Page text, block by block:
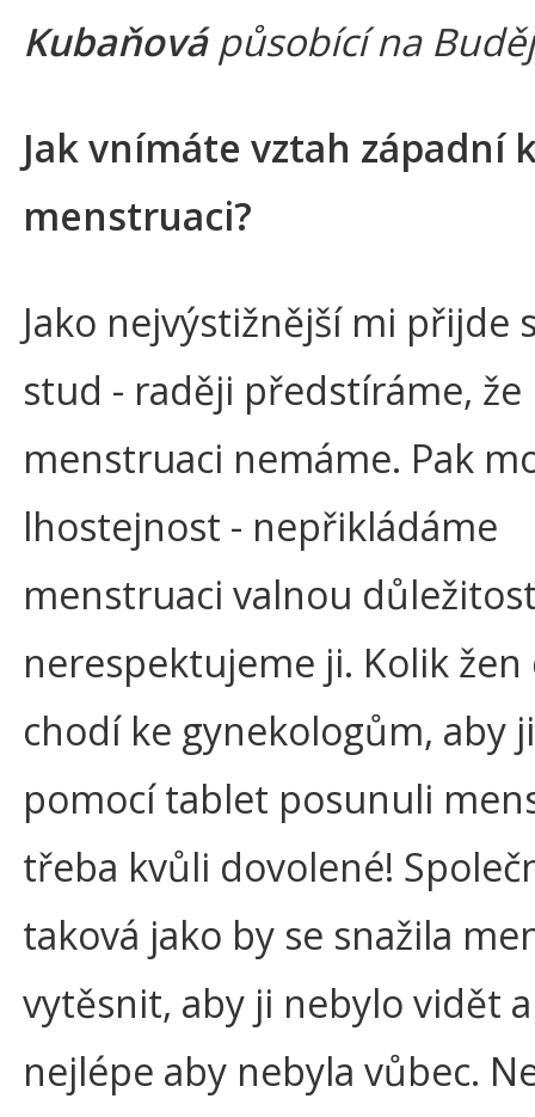
Kubaňovápůsobící na
Jak vnímáte vztah západní
menstruaci?
Jako nejvýstižnější mi přijde
stud - raději předstíráme, že
menstruaci nemáme. Pak
lhostejnost - nepřikládáme
menstruaci valnou
nerespektujeme ji. Kolik žen
chodí ke gynekologům, aby
pomocí tablet posunuli
třeba kvůli dovolené!
taková jako by se snažila
vytěsnit, aby ji nebylo vidět
nejlépe aby nebyla vůbec.